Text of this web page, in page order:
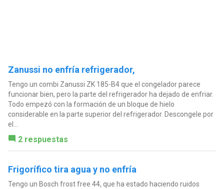
Zanussi no enfría refrigerador,
Tengo un combi Zanussi ZK 185-B4 que el congelador parece
funcionar bien, pero la parte del refrigerador ha dejado de enfriar.
Todo empezó con la formación de un bloque de hielo
considerable en la parte superior del refrigerador. Descongele por
el...
2 respuestas
Frigorífico tira agua y no enfría
Tengo un Bosch frost free 44, que ha estado haciendo ruidos